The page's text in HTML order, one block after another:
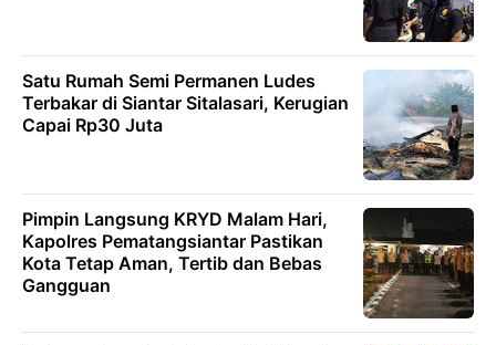
Satu Rumah Semi Permanen Ludes
Terbakar di Siantar Sitalasari, Kerugian
Capai Rp30 Juta
Pimpin Langsung KRYD Malam Hari,
Kapolres Pematangsiantar Pastikan
Kota Tetap Aman, Tertib dan Bebas
Gangguan